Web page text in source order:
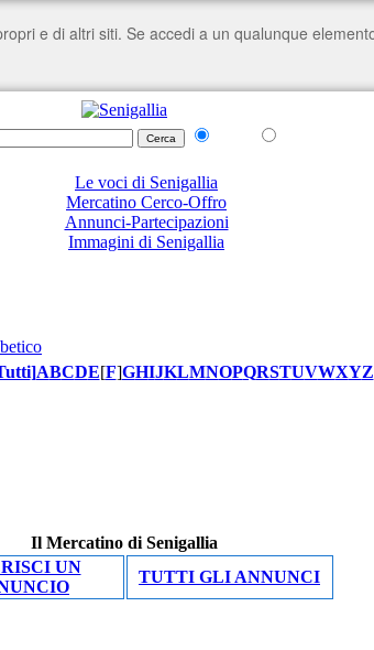
Le voci di Senigallia
Mercatino Cerco-Offro
Annunci-Partecipazioni
Immagini di Senigallia
]ABCDE[F]GHIJKLMNOPQRSTUVWXYZ
Il Mercatino di Senigallia
UN
TUTTI GLI ANNUNCI